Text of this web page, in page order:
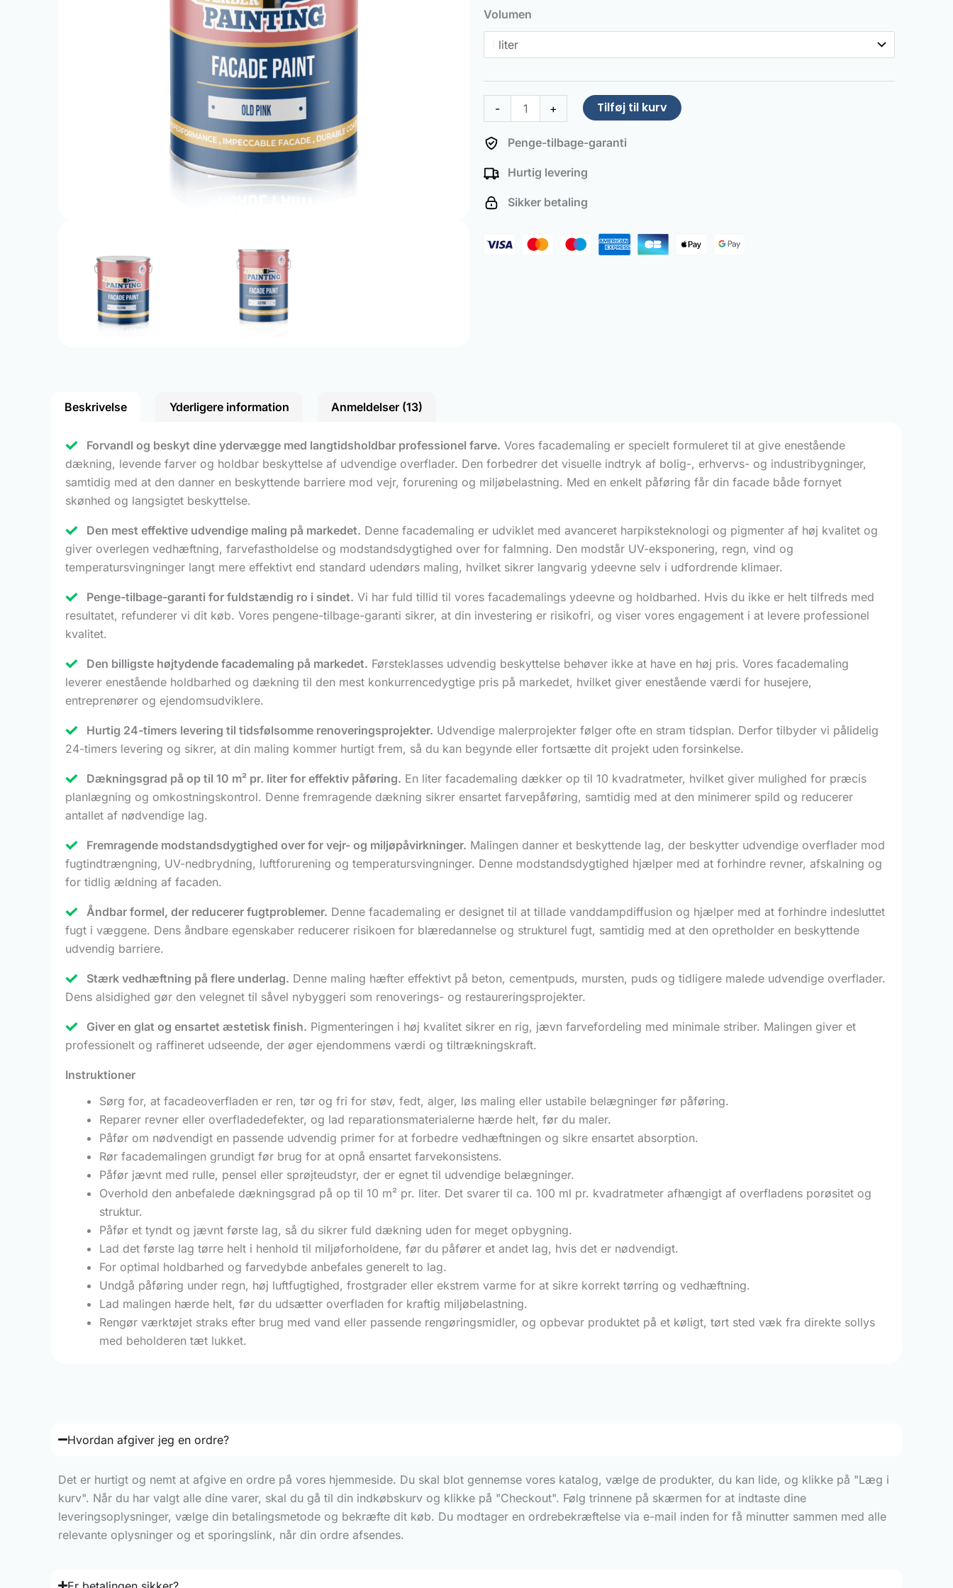
Volumen
-
Paint
pink
+ Tilføj til kurv
Penge-tilbage-garanti
Hurtig levering
Sikker betaling
Beskrivelse Yderligere information Anmeldelser (13)
Forvandl og beskyt dine ydervægge med langtidsholdbar professionel farve. Vores facademaling er specielt formuleret til at give enestående
dækning, levende farver og holdbar beskyttelse af udvendige overflader. Den forbedrer det visuelle indtryk af bolig-, erhvervs- og industribygninger,
samtidig med at den danner en beskyttende barriere mod vejr, forurening og miljøbelastning. Med en enkelt påføring får din facade både fornyet
skønhed og langsigtet beskyttelse.
Den mest effektive udvendige maling på markedet. Denne facademaling er udviklet med avanceret harpiksteknologi og pigmenter af høj kvalitet og
giver overlegen vedhæftning, farvefastholdelse og modstandsdygtighed over for falmning. Den modstår UV-eksponering, regn, vind og
temperatursvingninger langt mere effektivt end standard udendørs maling, hvilket sikrer langvarig ydeevne selv i udfordrende klimaer.
Penge-tilbage-garanti for fuldstændig ro i sindet. Vi har fuld tillid til vores facademalings ydeevne og holdbarhed. Hvis du ikke er helt tilfreds med
resultatet, refunderer vi dit køb. Vores pengene-tilbage-garanti sikrer, at din investering er risikofri, og viser vores engagement i at levere professionel
kvalitet.
Den billigste højtydende facademaling på markedet. Førsteklasses udvendig beskyttelse behøver ikke at have en høj pris. Vores facademaling
leverer enestående holdbarhed og dækning til den mest konkurrencedygtige pris på markedet, hvilket giver enestående værdi for husejere,
entreprenører og ejendomsudviklere.
Hurtig 24-timers levering til tidsfølsomme renoveringsprojekter. Udvendige malerprojekter følger ofte en stram tidsplan. Derfor tilbyder vi pålidelig
24-timers levering og sikrer, at din maling kommer hurtigt frem, så du kan begynde eller fortsætte dit projekt uden forsinkelse.
Dækningsgrad på op til 10 m² pr. liter for effektiv påføring. En liter facademaling dækker op til 10 kvadratmeter, hvilket giver mulighed for præcis
planlægning og omkostningskontrol. Denne fremragende dækning sikrer ensartet farvepåføring, samtidig med at den minimerer spild og reducerer
antallet af nødvendige lag.
Fremragende modstandsdygtighed over for vejr- og miljøpåvirkninger. Malingen danner et beskyttende lag, der beskytter udvendige overflader mod
fugtindtrængning, UV-nedbrydning, luftforurening og temperatursvingninger. Denne modstandsdygtighed hjælper med at forhindre revner, afskalning og
for tidlig ældning af facaden.
Åndbar formel, der reducerer fugtproblemer. Denne facademaling er designet til at tillade vanddampdiffusion og hjælper med at forhindre indesluttet
fugt i væggene. Dens åndbare egenskaber reducerer risikoen for blæredannelse og strukturel fugt, samtidig med at den opretholder en beskyttende
udvendig barriere.
Stærk vedhæftning på flere underlag. Denne maling hæfter effektivt på beton, cementpuds, mursten, puds og tidligere malede udvendige overflader.
Dens alsidighed gør den velegnet til såvel nybyggeri som renoverings- og restaureringsprojekter.
Giver en glat og ensartet æstetisk finish. Pigmenteringen i høj kvalitet sikrer en rig, jævn farvefordeling med minimale striber. Malingen giver et
professionelt og raffineret udseende, der øger ejendommens værdi og tiltrækningskraft.
Instruktioner
Sørg for, at facadeoverfladen er ren, tør og fri for støv, fedt, alger, løs maling eller ustabile belægninger før påføring.
Reparer revner eller overfladedefekter, og lad reparationsmaterialerne hærde helt, før du maler.
Påfør om nødvendigt en passende udvendig primer for at forbedre vedhæftningen og sikre ensartet absorption.
Rør facademalingen grundigt før brug for at opnå ensartet farvekonsistens.
Påfør jævnt med rulle, pensel eller sprøjteudstyr, der er egnet til udvendige belægninger.
Overhold den anbefalede dækningsgrad på op til 10 m² pr. liter. Det svarer til ca. 100 ml pr. kvadratmeter afhængigt af overfladens porøsitet og
struktur.
Påfør et tyndt og jævnt første lag, så du sikrer fuld dækning uden for meget opbygning.
Lad det første lag tørre helt i henhold til miljøforholdene, før du påfører et andet lag, hvis det er nødvendigt.
For optimal holdbarhed og farvedybde anbefales generelt to lag.
Undgå påføring under regn, høj luftfugtighed, frostgrader eller ekstrem varme for at sikre korrekt tørring og vedhæftning.
Lad malingen hærde helt, før du udsætter overfladen for kraftig miljøbelastning.
Rengør værktøjet straks efter brug med vand eller passende rengøringsmidler, og opbevar produktet på et køligt, tørt sted væk fra direkte sollys
med beholderen tæt lukket.
Hvordan afgiver jeg en ordre?
Det er hurtigt og nemt at afgive en ordre på vores hjemmeside. Du skal blot gennemse vores katalog, vælge de produkter, du kan lide, og klikke på "Læg i
kurv". Når du har valgt alle dine varer, skal du gå til din indkøbskurv og klikke på "Checkout". Følg trinnene på skærmen for at indtaste dine
leveringsoplysninger, vælge din betalingsmetode og bekræfte dit køb. Du modtager en ordrebekræftelse via e-mail inden for få minutter sammen med alle
relevante oplysninger og et sporingslink, når din ordre afsendes.